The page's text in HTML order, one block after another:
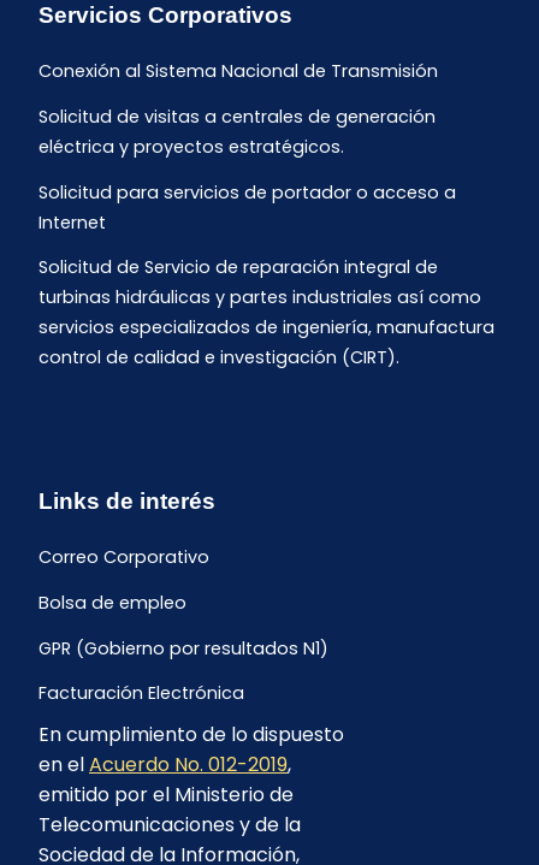
Servicios Corporativos
Conexión al Sistema Nacional de Transmisión
Solicitud de visitas a centrales de generación
eléctrica y proyectos estratégicos.
Solicitud para servicios de portador o acceso a
Internet
Solicitud de Servicio de reparación integral de
turbinas hidráulicas y partes industriales así como
servicios especializados de ingeniería, manufactura
control de calidad e investigación (CIRT).
Links de interés
Correo Corporativo
Bolsa de empleo
GPR (Gobierno por resultados N1)
Facturación Electrónica
Archivo Histórico de Facturación
Portal Ambiental y Social
Proyecto Geotérmico Chachimbiro
En cumplimiento de lo dispuesto
en elAcuerdo No. 012-2019,
emitido por el Ministerio de
Telecomunicaciones y de la
Sociedad de la Información,